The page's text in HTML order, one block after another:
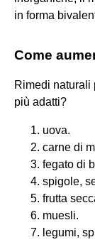
in forma
Come
Rimedi naturali
più adatti?
uova.
carne di
fegato di
spigole,
frutta
muesli.
legumi,